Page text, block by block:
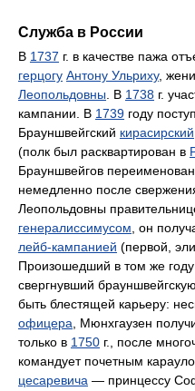
Служба в России
В 1737 г. в качестве пажа
герцогу Антону Ульриху,
Леопольдовны . В 1738 г.
кампании. В 1739 году
Брауншвейгский кирасирский
(полк был расквартирован в
Брауншвейгов
немедленно после
Леопольдовны
генералиссимусом , он
лейб-кампанией (первой,
Произошедший в том же году
свергнувший
быть блестящей карьеру:
офицера , Мюнхгаузен
только в 1750 г., после
командует почетным
цесаревича — принцессу